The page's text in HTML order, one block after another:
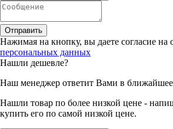
Отправить
Нажимая на кнопку, вы даете согласие на
персональных данных
Нашли дешевле?
Наш менеджер ответит Вами в
Нашли товар по более низкой цене -
купить его по самой низкой цене.